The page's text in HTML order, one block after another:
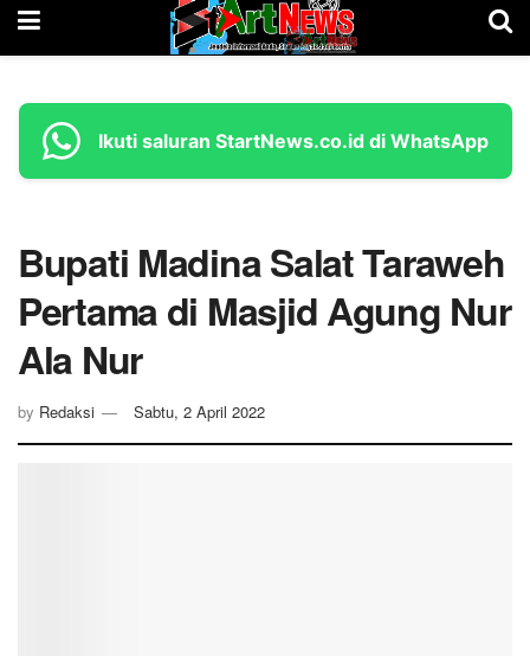
Ikuti saluran StartNews.co.id di WhatsApp
Bupati Madina Salat Taraweh
Pertama di Masjid Agung Nur
Ala Nur
by Redaksi Sabtu, 2 April 2022